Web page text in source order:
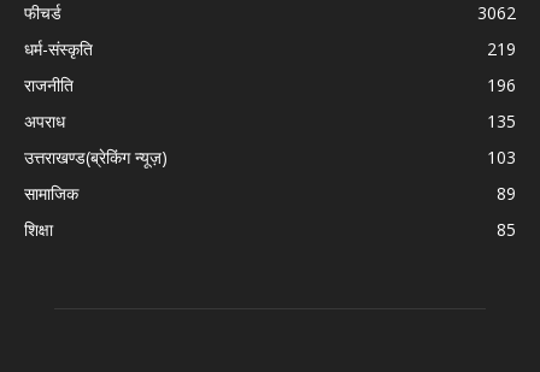
फीचर्ड
3062
धर्म-संस्कृति
219
राजनीति
196
अपराध
135
उत्तराखण्ड(ब्रेकिंग न्यूज़)
103
सामाजिक
89
शिक्षा
85